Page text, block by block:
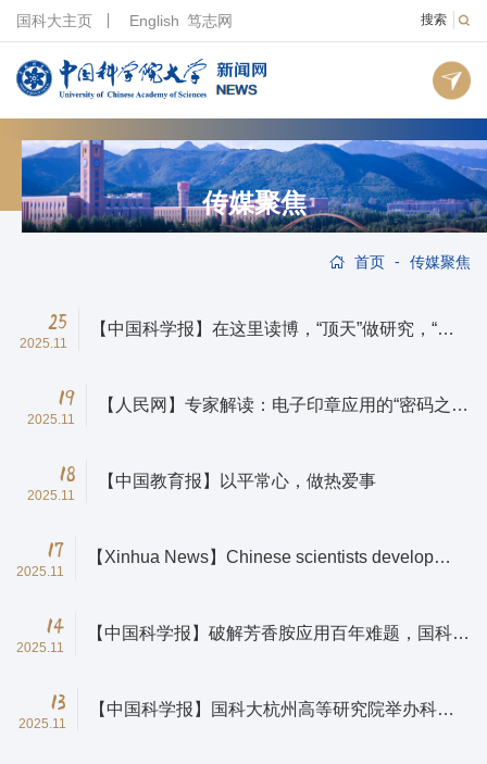
搜索
国科大主页 English 笃志网
传媒聚焦
首页 - 传媒聚焦
25
2025.11
【中国科学报】在这里读博，“顶天”做研究，“立
19
2025.11
【人民网】专家解读：电子印章应用的“密码之
18
2025.11
【中国教育报】以平常心，做热爱事
17
2025.11
【Xinhua News】Chinese scientists develop
14
2025.11
【中国科学报】破解芳香胺应用百年难题，国科大
13
2025.11
【中国科学报】国科大杭州高等研究院举办科技